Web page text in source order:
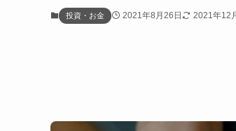
投資・お金 2021年8月26日 2021年12